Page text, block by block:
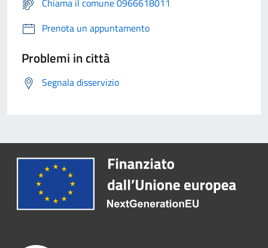
Chiama il comune 0966618011
Prenota un appuntamento
Problemi in città
Segnala disservizio